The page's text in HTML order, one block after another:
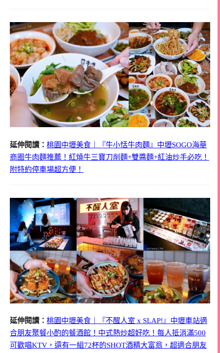
延伸閱讀： 桃園中壢美食｜『牛小恬牛肉麵』中壢SOGO海華
商圈牛肉麵推薦！紅燒牛三寶刀削麵+雙醬麵+紅油炒手必吃！
附特約停車場超方便！
延伸閱讀： 桃園中壢美食｜『不醒人室 x SLAP!』中壢車站適
合朋友聚餐小酌的餐酒館！中式熱炒超好吃！每人抵消滿500
可歡唱KTV，還有一組72杯的SHOT酒精大富翁，超適合朋友